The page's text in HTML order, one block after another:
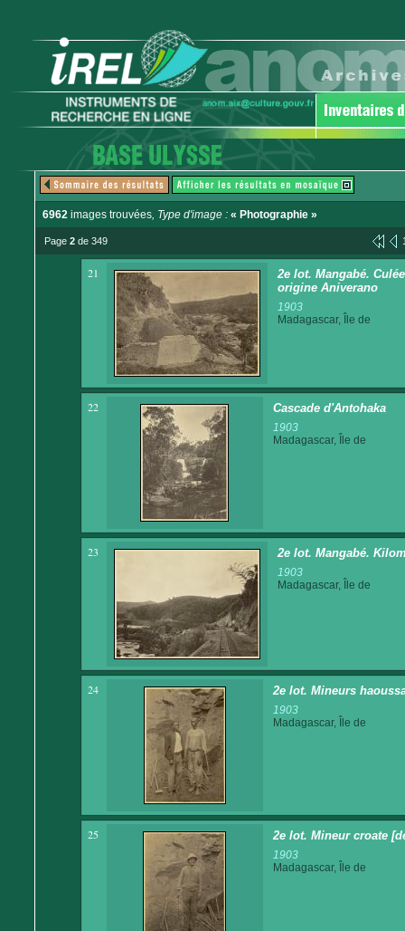
6962 images trouvées, Type d'image : « Photographie »
Page 2 de 349
21
2e lot. Mangabé.
origine Aniverano
1903
Madagascar, Île de
22 Cascade d'Antohaka
1903
Madagascar, Île de
23 2e lot. Mangabé.
1903
Madagascar, Île de
24 2e lot. Mineurs
1903
Madagascar, Île de
25 2e lot. Mineur croate
1903
Madagascar, Île de